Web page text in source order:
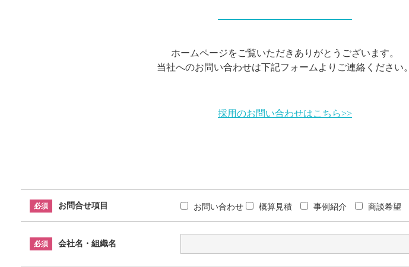
ホームページをご覧いただき ありがとうございます。
当社へのお問い合わせは下記フォームよりご連絡ください。
採用のお問い合わせはこちら>>
必須 お問合せ項目 お問い合わせ 概算見積 事例紹介 商談希望
必須 会社名・組織名